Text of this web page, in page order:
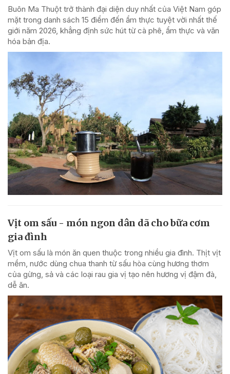
Buôn Ma Thuột trở thành đại diện duy nhất của Việt Nam góp
mặt trong danh sách 15 điểm đến ẩm thực tuyệt vời nhất thế
giới năm 2026, khẳng định sức hút từ cà phê, ẩm thực và văn
hóa bản địa.
Vịt om sấu - món ngon dân dã cho bữa cơm
gia đình
Vịt om sấu là món ăn quen thuộc trong nhiều gia đình. Thịt vịt
mềm, nước dùng chua thanh từ sấu hòa cùng hương thơm
của gừng, sả và các loại rau gia vị tạo nên hương vị đậm đà,
dễ ăn.